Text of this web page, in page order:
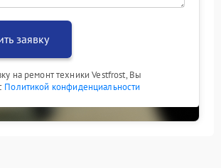
заявку
на ремонт техники Vestfrost, Вы
Политикой конфиденциальности